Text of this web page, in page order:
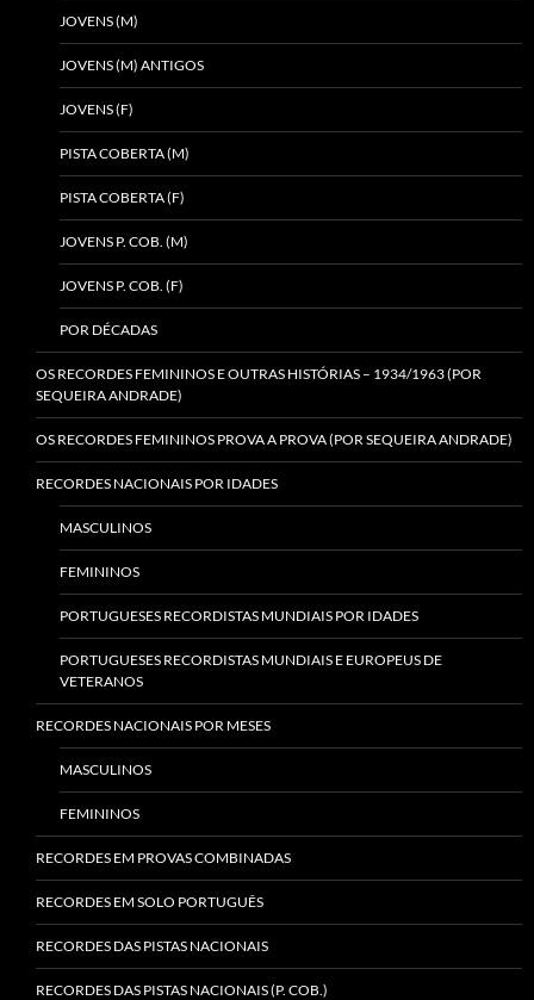
JOVENS (M)
JOVENS (M) ANTIGOS
JOVENS (F)
PISTA COBERTA (M)
PISTA COBERTA (F)
JOVENS P. COB. (M)
JOVENS P. COB. (F)
POR DÉCADAS
OS RECORDES FEMININOS E OUTRAS HISTÓRIAS – 1934/1963 (POR
SEQUEIRA ANDRADE)
OS RECORDES FEMININOS PROVA A PROVA (POR SEQUEIRA ANDRADE)
RECORDES NACIONAIS POR IDADES
MASCULINOS
FEMININOS
PORTUGUESES RECORDISTAS MUNDIAIS POR IDADES
PORTUGUESES RECORDISTAS MUNDIAIS E EUROPEUS DE
VETERANOS
RECORDES NACIONAIS POR MESES
MASCULINOS
FEMININOS
RECORDES EM PROVAS COMBINADAS
RECORDES EM SOLO PORTUGUÊS
RECORDES DAS PISTAS NACIONAIS
RECORDES DAS PISTAS NACIONAIS (P. COB.)